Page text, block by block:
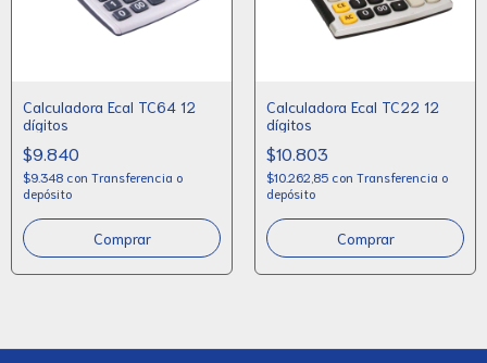
Calculadora Ecal TC64 12
dígitos
$9.840
$9.348 con Transferencia o
depósito
Calculadora Ecal TC22 12
dígitos
$10.803
$10.262,85 con Transferencia o
depósito